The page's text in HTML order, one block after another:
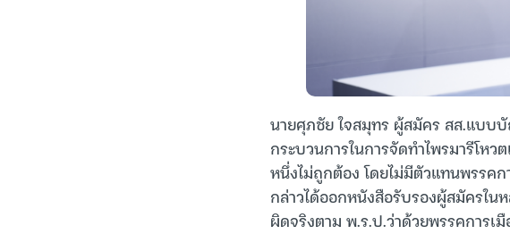
นายศุภชัย ใจสมุทร ผู้สมัคร สส.แบบ
กระบวนการในการจัดทำไพรมารีโห
หนึ่งไม่ถูกต้อง โดยไม่มีตัวแทนพรรค
กล่าวได้ออกหนังสือรับรองผู้สมัครใน
ผิดจริงตาม พ.ร.ป.ว่าด้วยพรรคการเ